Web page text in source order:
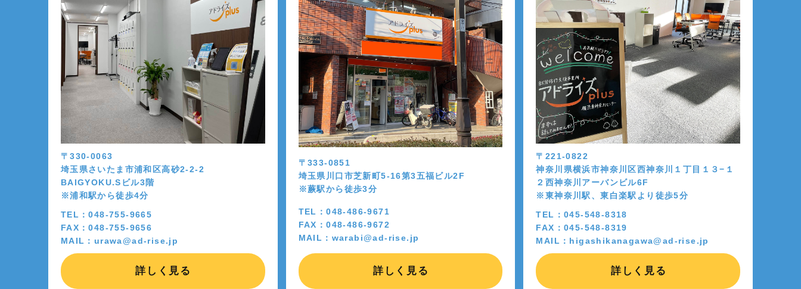
〒330-0063
埼玉県さいたま市浦和区高砂2-2-2
BAIGYOKU.Sビル3階
※浦和駅から徒歩4分
TEL：048-755-9665
FAX：048-755-9656
MAIL：urawa@ad-rise.jp
詳しく見る
〒333-0851
埼玉県川口市芝新町5-16第3五福ビル2F
※蕨駅から徒歩3分
TEL：048-486-9671
FAX：048-486-9672
MAIL：warabi@ad-rise.jp
詳しく見る
〒221-0822
神奈川県横浜市神奈川区西神奈川１丁目１３−１
２西神奈川アーバンビル6F
※東神奈川駅、東白楽駅より徒歩5分
TEL：045-548-8318
FAX：045-548-8319
MAIL：higashikanagawa@ad-rise.jp
詳しく見る